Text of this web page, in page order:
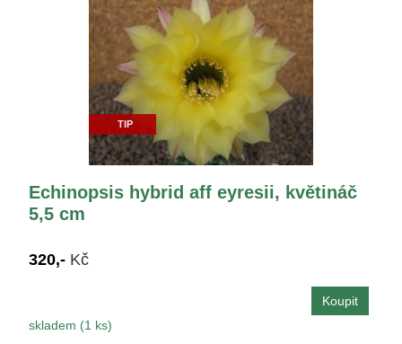
TIP
Echinopsis hybrid aff eyresii, květináč
5,5 cm
320,- Kč
skladem (1 ks)